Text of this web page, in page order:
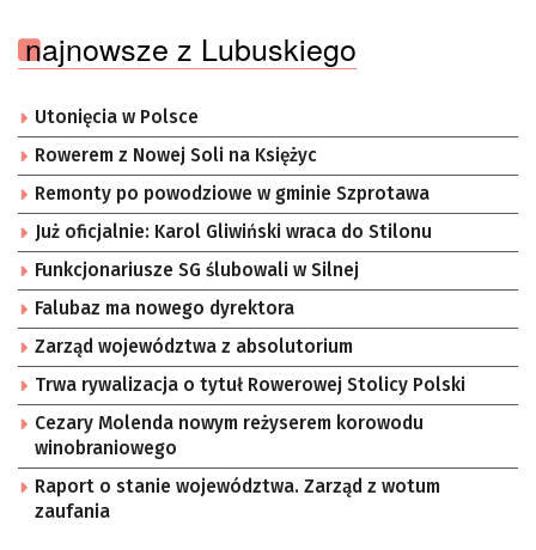
najnowsze z Lubuskiego
Utonięcia w Polsce
Rowerem z Nowej Soli na Księżyc
Remonty po powodziowe w gminie Szprotawa
Już oficjalnie: Karol Gliwiński wraca do Stilonu
Funkcjonariusze SG ślubowali w Silnej
Falubaz ma nowego dyrektora
Zarząd województwa z absolutorium
Trwa rywalizacja o tytuł Rowerowej Stolicy Polski
Cezary Molenda nowym reżyserem korowodu
winobraniowego
Raport o stanie województwa. Zarząd z wotum
zaufania